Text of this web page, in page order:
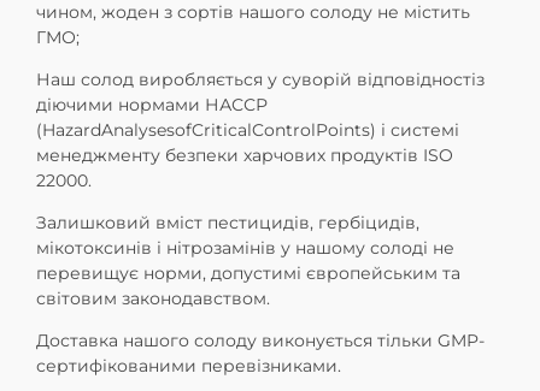
чином, жоден з сортів нашого солоду не містить
ГМО;
Наш солод виробляється у суворій відповідностіз
діючими нормами НАССР
(HazardAnalysesofCriticalControlPoints) і системі
менеджменту безпеки харчових продуктів ISO
22000.
Залишковий вміст пестицидів, гербіцидів,
мікотоксинів і нітрозамінів у нашому солоді не
перевищує норми, допустимі європейським та
світовим законодавством.
Доставка нашого солоду виконується тільки GMP-
сертифікованими перевізниками.